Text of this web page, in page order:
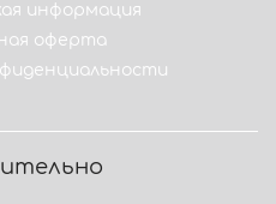
информация
оферта